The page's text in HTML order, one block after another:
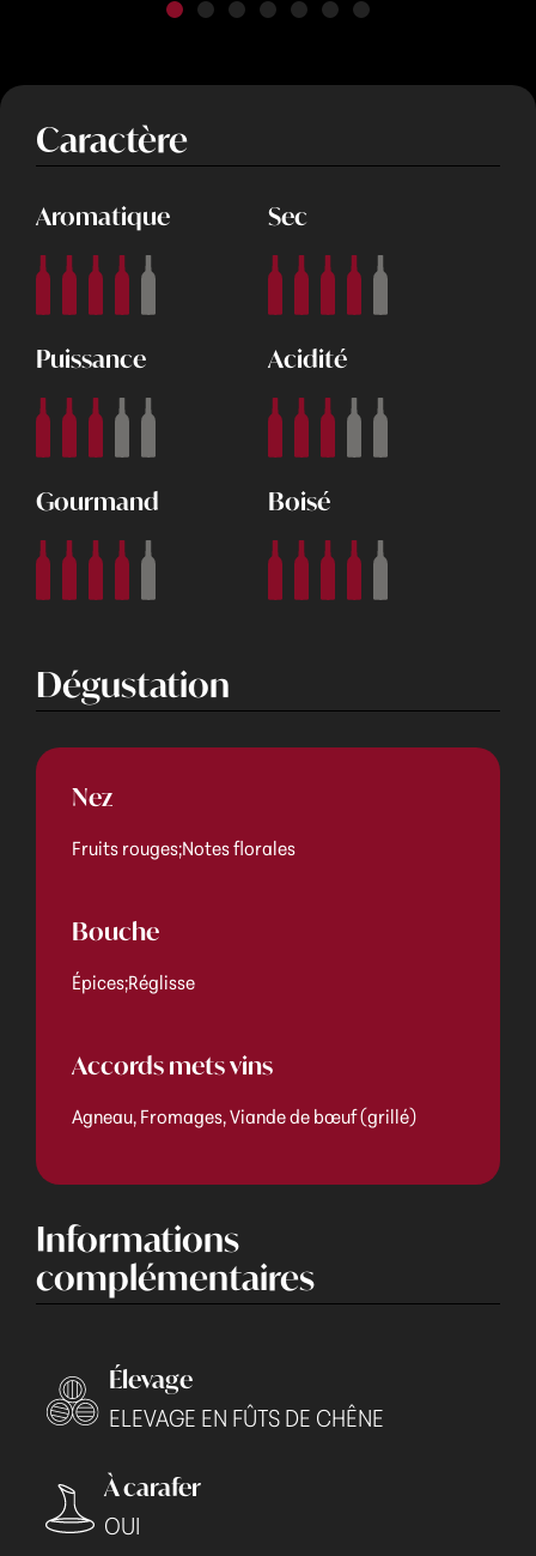
Caractère
Aromatique Sec
Puissance Acidité
Gourmand Boisé
Dégustation
Nez
Fruits rouges;Notes florales
Bouche
Épices;Réglisse
Accords mets vins
Agneau, Fromages, Viande de bœuf (grillé)
Informations
complémentaires
Élevage
ELEVAGE EN FÛTS DE CHÊNE
À carafer
OUI